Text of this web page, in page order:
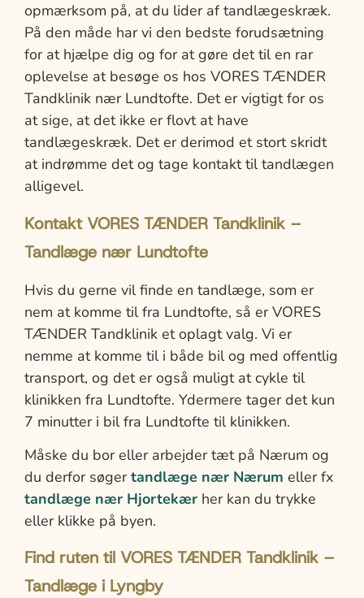
opmærksom på, at du lider af tandlægeskræk.
På den måde har vi den bedste forudsætning
for at hjælpe dig og for at gøre det til en rar
oplevelse at besøge os hos VORES TÆNDER
Tandklinik nær Lundtofte. Det er vigtigt for os
at sige, at det ikke er flovt at have
tandlægeskræk. Det er derimod et stort skridt
at indrømme det og tage kontakt til tandlægen
alligevel.
Kontakt VORES TÆNDER Tandklinik –
Tandlæge nær Lundtofte
Hvis du gerne vil finde en tandlæge, som er
nem at komme til fra Lundtofte, så er VORES
TÆNDER Tandklinik et oplagt valg. Vi er
nemme at komme til i både bil og med offentlig
transport, og det er også muligt at cykle til
klinikken fra Lundtofte. Ydermere tager det kun
7 minutter i bil fra Lundtofte til klinikken.
Måske du bor eller arbejder tæt på Nærum og
du derfor søgertandlæge nær Nærum eller fx
tandlæge nær Hjortekær her kan du trykke
eller klikke på byen.
Find ruten til VORES TÆNDER Tandklinik –
Tandlæge i Lyngby